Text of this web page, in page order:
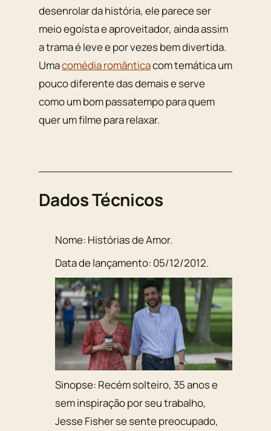
desenrolar da história, ele parece ser
meio egoísta e aproveitador, ainda assim
a trama é leve e por vezes bem divertida.
Umacomédia românticacom temática um
pouco diferente das demais e serve
como um bom passatempo para quem
quer um filme para relaxar.
Dados Técnicos
Nome: Histórias de Amor.
Data de lançamento: 05/12/2012.
Sinopse: Recém solteiro, 35 anos e
sem inspiração por seu trabalho,
Jesse Fisher se sente preocupado,